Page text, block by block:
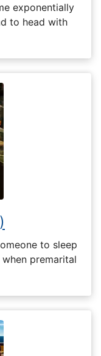
exponentially
to head with
to sleep
premarital